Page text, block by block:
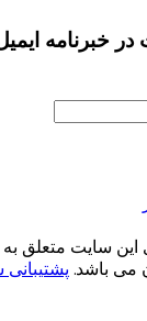
خبرنامه
سایت متعلق
می باشد.